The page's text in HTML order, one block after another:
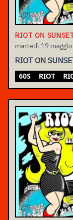
RIOT ON
martedì 19
RIOT ON
60S RIOT